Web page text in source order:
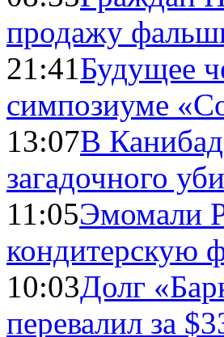
продажу
21:41Будущее
симпозиуме
13:07В
загадочного
11:05Эмомали
кондитерскую
10:03Долг
перевалил за